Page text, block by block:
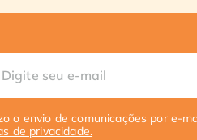
o envio de comunicações por e-
de privacidade.